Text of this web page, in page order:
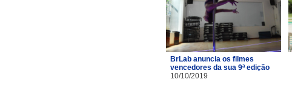
BrLab anuncia os filmes
vencedores da sua 9ª edição
10/10/2019